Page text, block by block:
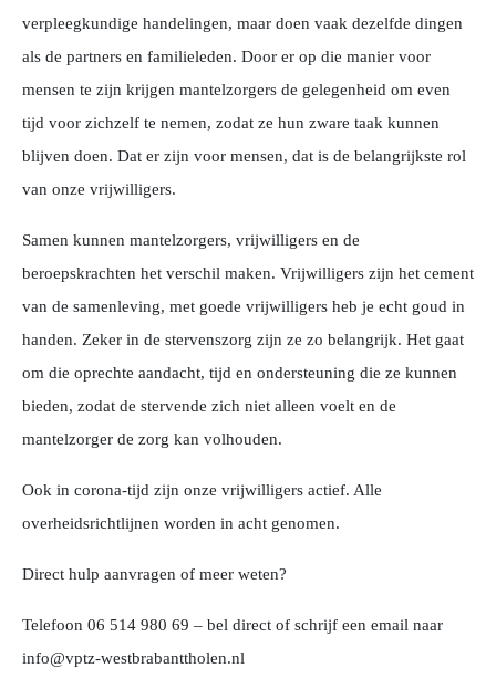
verpleegkundige handelingen, maar doen vaak dezelfde dingen
als de partners en familieleden. Door er op die manier voor
mensen te zijn krijgen mantelzorgers de gelegenheid om even
tijd voor zichzelf te nemen, zodat ze hun zware taak kunnen
blijven doen. Dat er zijn voor mensen, dat is de belangrijkste rol
van onze vrijwilligers.
Samen kunnen mantelzorgers, vrijwilligers en de
beroepskrachten het verschil maken. Vrijwilligers zijn het cement
van de samenleving, met goede vrijwilligers heb je echt goud in
handen. Zeker in de stervenszorg zijn ze zo belangrijk. Het gaat
om die oprechte aandacht, tijd en ondersteuning die ze kunnen
bieden, zodat de stervende zich niet alleen voelt en de
mantelzorger de zorg kan volhouden.
Ook in corona-tijd zijn onze vrijwilligers actief. Alle
overheidsrichtlijnen worden in acht genomen.
Direct hulp aanvragen of meer weten?
Telefoon 06 514 980 69 – bel direct of schrijf een email naar
info@vptz-westbrabanttholen.nl